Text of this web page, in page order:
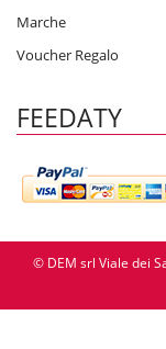
Marche
Voucher Regalo
FEEDATY
© DEM srl Viale dei